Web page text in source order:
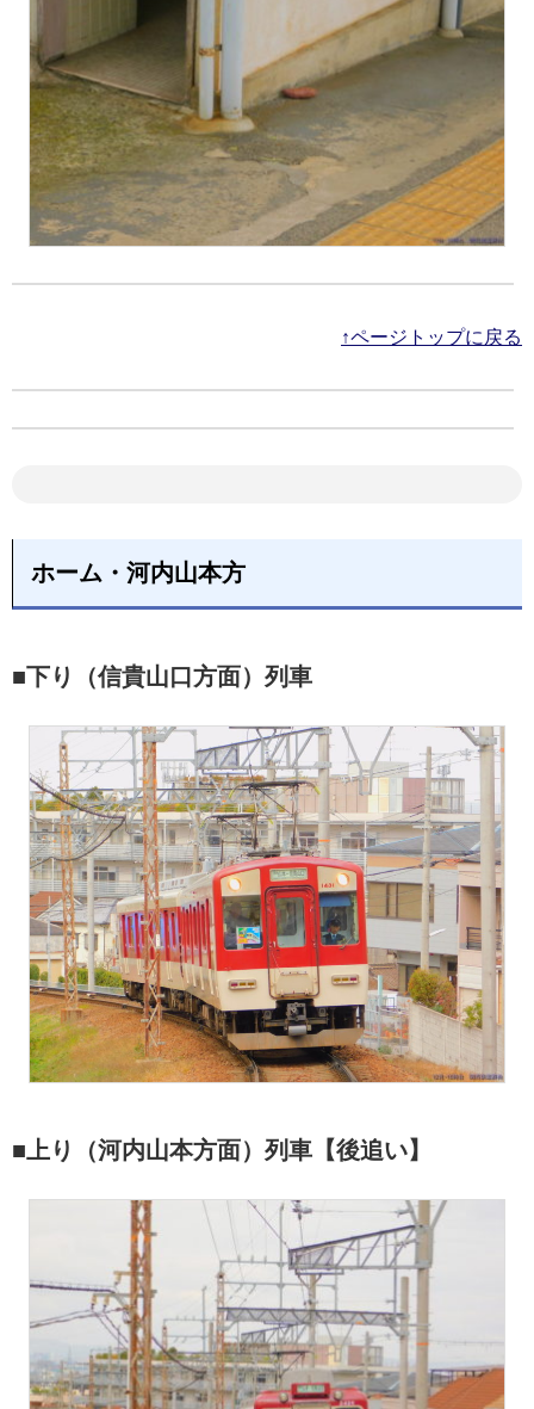
↑ページトップに戻る
ホーム・河内山本方
■下り（信貴山口方面）列車
■上り（河内山本方面）列車【後追い】